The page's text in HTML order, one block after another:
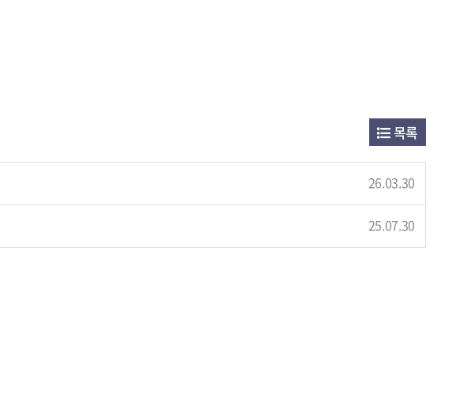
목록
26.03.30
25.07.30